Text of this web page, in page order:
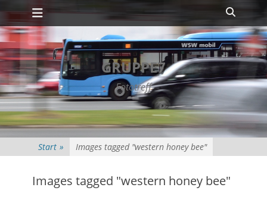
Zum
Inhalt
springen
Primäres Menü
GRUPPE7
Fototreff
Start » Images tagged "western honey bee"
Images tagged "western honey bee"